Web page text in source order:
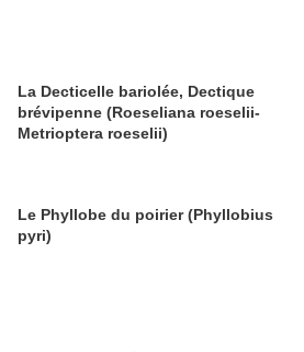
La Decticelle bariolée, Dectique
brévipenne (Roeseliana roeselii-
Metrioptera roeselii)
Le Phyllobe du poirier (Phyllobius
pyri)